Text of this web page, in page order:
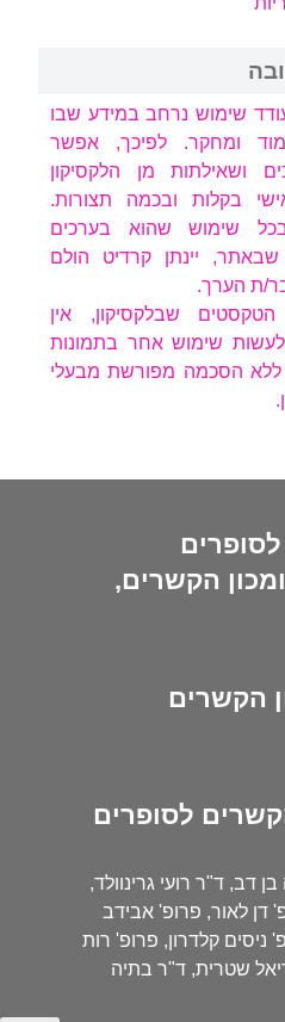
שימוש נרחב במידע שבו
ומחקר. לפיכך, אפשר
ושאילתות מן הלקסיקון
בקלות ובכמה תצורות.
שימוש שהוא בערכים
שבאתר, יינתן קרדיט הולם
ת הערך.
שבלקסיקון, אין
שימוש אחר בתמונות
הסכמה מפורשת מבעלי
הקשרים,
הקשרים
לסופרים
דב, ד"ר רועי גרינוולד,
דן לאור, פרופ' אבידב
ניסים קלדרון, פרופ' רות
שטרית, ד"ר בתיה